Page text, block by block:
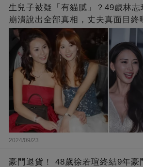
生兒子被疑「有貓膩」？49歲林志
崩潰說出全部真相，丈夫真面目終
2024/09/23
豪門退貨！ 48歲徐若瑄終結9年豪